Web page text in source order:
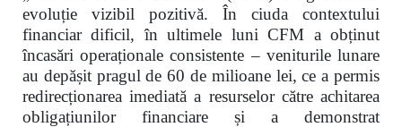
evoluție vizibil pozitivă. În ciuda contextului
financiar dificil, în ultimele luni CFM a obținut
încasări operaționale consistente – veniturile lunare
au depășit pragul de 60 de milioane lei, ce a permis
redirecționarea imediată a resurselor către achitarea
obligațiunilor financiare și a demonstrat